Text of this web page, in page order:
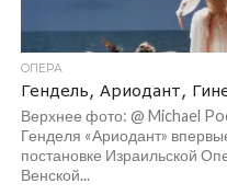
ОПЕРА
Гендель, Ариодант,
Верхнее фото: @ Michael
Генделя «Ариодант»
постановке Израильской
Венской...